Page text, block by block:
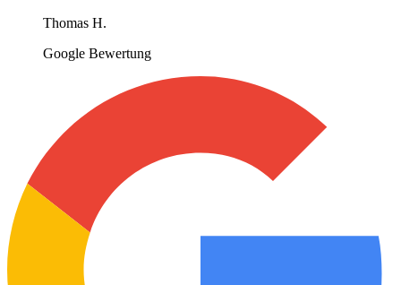
Thomas H.
Google Bewertung